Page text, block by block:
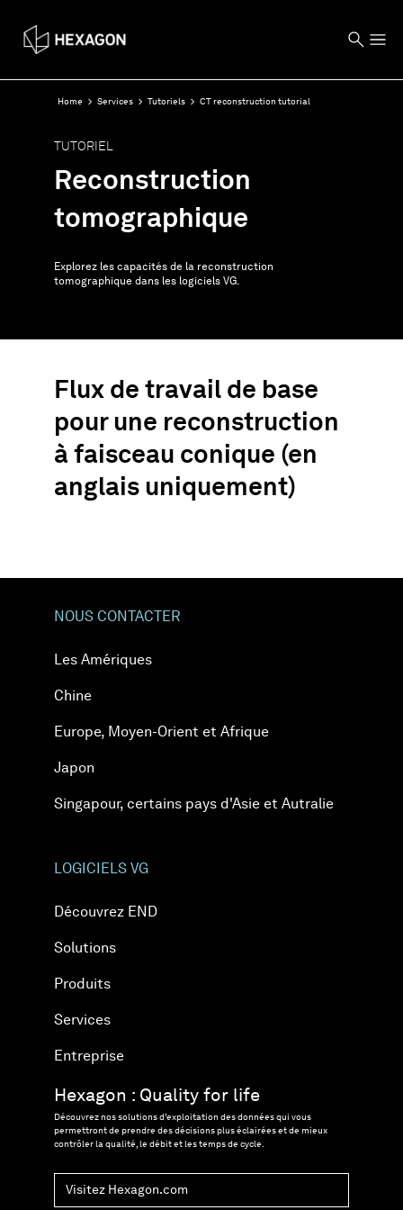
Home Services Tutoriels CT reconstruction tutorial
TUTORIEL
Reconstruction
tomographique
Explorez les capacités de la reconstruction
tomographique dans les logiciels VG.
Flux de travail de base
pour une reconstruction
à faisceau conique (en
anglais uniquement)
NOUS CONTACTER
Les Amériques
Chine
Europe, Moyen-Orient et Afrique
Japon
Singapour, certains pays d'Asie et Autralie
LOGICIELS VG
Découvrez END
Solutions
Produits
Services
Entreprise
Hexagon : Quality for life
Découvrez nos solutions d’exploitation des données qui vous
permettront de prendre des décisions plus éclairées et de mieux
contrôler la qualité, le débit et les temps de cycle.
Visitez Hexagon.com